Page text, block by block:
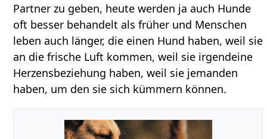
Partner zu geben, heute werden ja auch Hunde
oft besser behandelt als früher und Menschen
leben auch länger, die einen Hund haben, weil sie
an die frische Luft kommen, weil sie irgendeine
Herzensbeziehung haben, weil sie jemanden
haben, um den sie sich kümmern können.